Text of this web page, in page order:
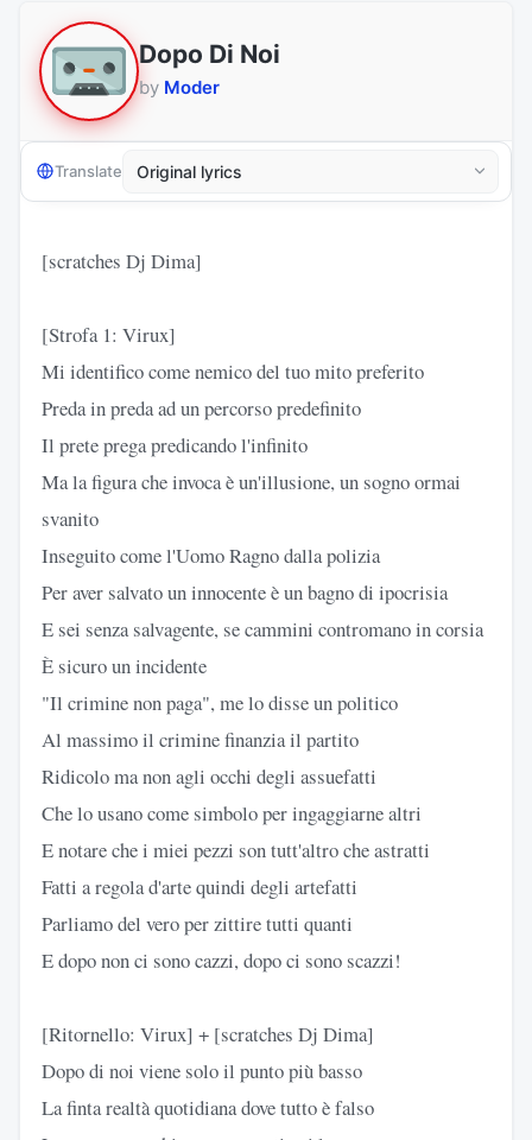
Dopo Di Noi
by Moder
Translate
[scratches Dj Dima]
[Strofa 1: Virux]
Mi identifico come nemico del tuo mito preferito
Preda in preda ad un percorso predefinito
Il prete prega predicando l'infinito
Ma la figura che invoca è un'illusione, un sogno ormai
svanito
Inseguito come l'Uomo Ragno dalla polizia
Per aver salvato un innocente è un bagno di ipocrisia
E sei senza salvagente, se cammini contromano in corsia
È sicuro un incidente
"Il crimine non paga", me lo disse un politico
Al massimo il crimine finanzia il partito
Ridicolo ma non agli occhi degli assuefatti
Che lo usano come simbolo per ingaggiarne altri
E notare che i miei pezzi son tutt'altro che astratti
Fatti a regola d'arte quindi degli artefatti
Parliamo del vero per zittire tutti quanti
E dopo non ci sono cazzi, dopo ci sono scazzi!
[Ritornello: Virux] + [scratches Dj Dima]
Dopo di noi viene solo il punto più basso
La finta realtà quotidiana dove tutto è falso